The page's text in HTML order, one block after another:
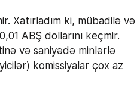
Xatırladım ki, mübadilə və
ABŞ dollarını keçmir.
və saniyədə minlərlə
komissiyalar çox az